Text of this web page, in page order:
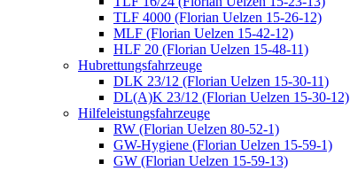
TLF 4000 (Florian Uelzen 15-26-12)
MLF (Florian Uelzen 15-42-12)
HLF 20 (Florian Uelzen 15-48-11)
Hubrettungsfahrzeuge
DLK 23/12 (Florian Uelzen 15-30-11)
DL(A)K 23/12 (Florian Uelzen 15-30-12)
Hilfeleistungsfahrzeuge
RW (Florian Uelzen 80-52-1)
GW-Hygiene (Florian Uelzen 15-59-1)
GW (Florian Uelzen 15-59-13)